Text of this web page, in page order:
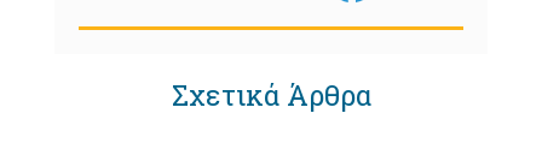
Σχετικά Άρθρα